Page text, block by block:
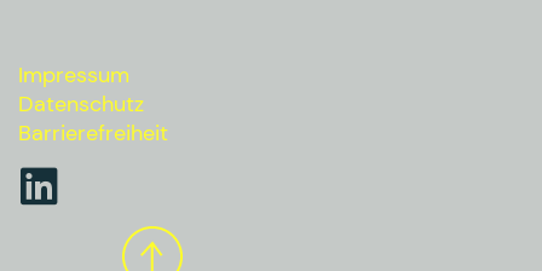
Impressum
Datenschutz
Barrierefreiheit